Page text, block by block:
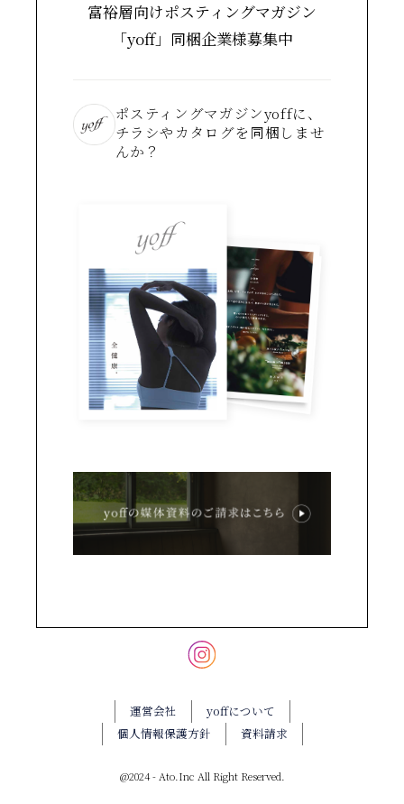
富裕層向けポスティングマガジン
「yoff」同梱企業様募集中
ポスティングマガジンyoffに、
チラシやカタログを同梱しませ
んか？
運営会社
yoffについて
個人情報保護方針
資料請求
@2024 - Ato.Inc All Right Reserved.